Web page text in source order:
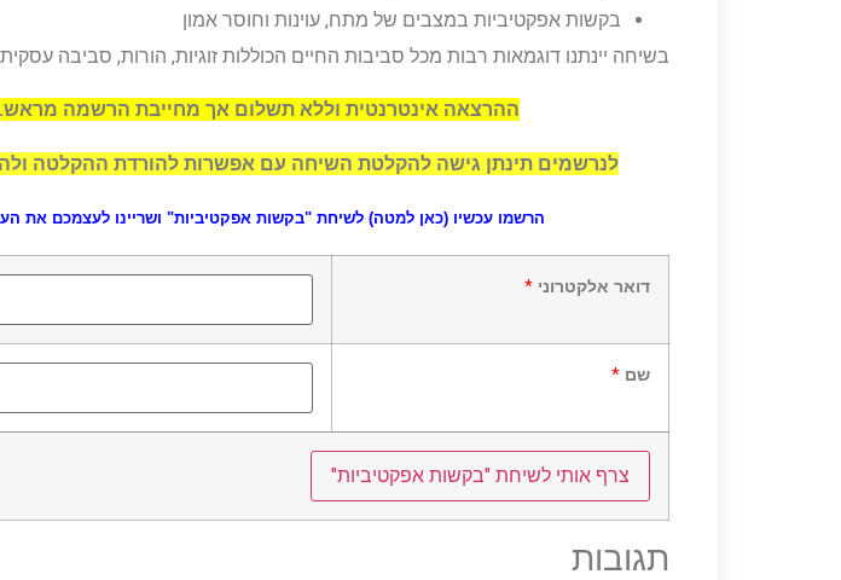
בקשות אפקטיביות במצבים של מתח, עוינות וחוסר אמון
בשיחה יינתנו דוגמאות רבות מכל סביבות החיים הכוללות זוגיות, הורות, סביבה
ההרצאה אינטרנטית וללא תשלום אך מחייבת הרשמה מראש.
לנרשמים תינתן גישה להקלטת השיחה עם אפשרות להורדת ההקלטה
הרשמו עכשיו (כאן למטה) לשיחת "בקשות אפקטיביות" ושריינו לעצמכם את
דואר אלקטרוני *
שם *
תגובות